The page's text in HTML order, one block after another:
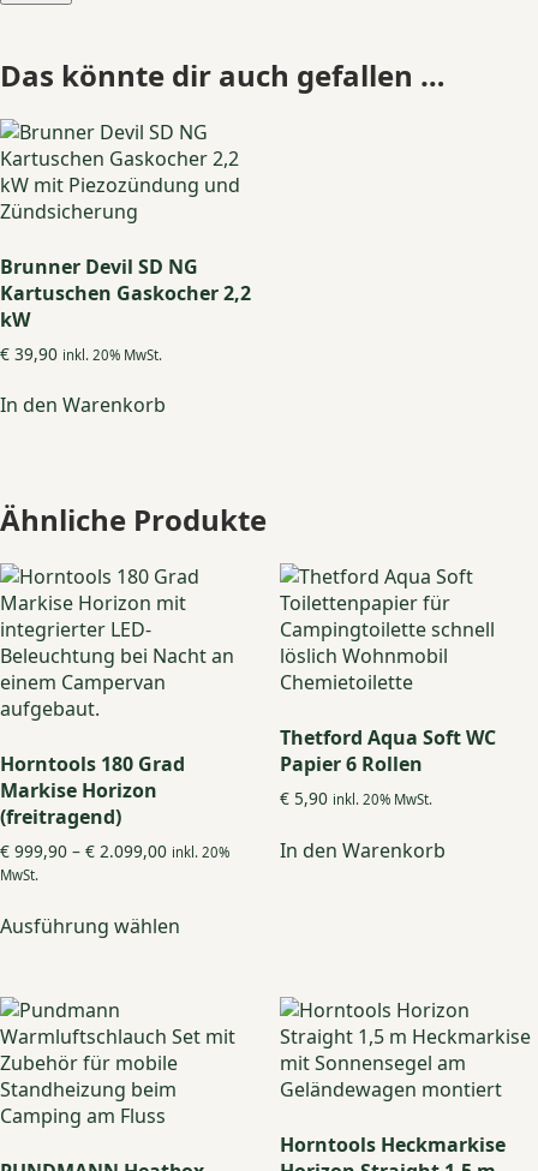
Das könnte dir auch gefallen …
Brunner Devil SD NG
Kartuschen Gaskocher 2,2
kW
€ 39,90 inkl. 20% MwSt.
In den Warenkorb
Ähnliche Produkte
Horntools 180 Grad
Markise Horizon
(freitragend)
€ 999,90 – € 2.099,00Preisspanne:
€ 2.099,00
inkl. 20%
MwSt.
Ausführung wählen
auf.
Thetford Aqua Soft WC
Papier 6 Rollen
€5,90 inkl. 20% MwSt.
In den Warenkorb
Horntools Heckmarkise